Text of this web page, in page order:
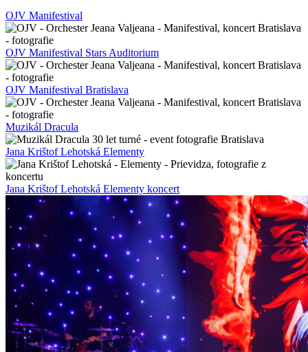
OJV Manifestival
OJV Manifestival Stars Auditorium
OJV Manifestival Bratislava
Muzikál Dracula
Jana Krištof Lehotská Elementy
Jana Krištof Lehotská Elementy koncert